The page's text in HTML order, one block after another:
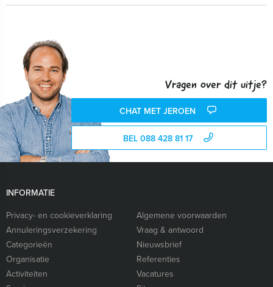
Vragen over dit uitje?
CHAT MET JEROEN
BEL 088 428 81 17
INFORMATIE
Privacy- en cookieverklaring
Algemene voorwaarden
Annuleringsverzekering
Vraag & antwoord
Categorieën
Nieuwsbrief
Organisatie
Referenties
Activiteiten
Vacatures